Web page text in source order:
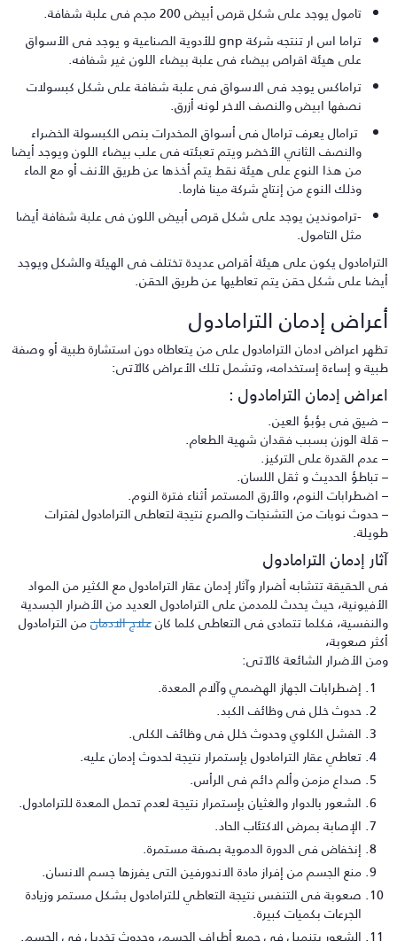
تامول يوجد على شكل قرص أبيض 200 مجم فى علبة شفافة.
تراما اس ار تنتجه شركة gnp للأدوية الصناعية و يوجد فى الأسواق
على هيئة اقراص بيضاء فى علبة بيضاء اللون غير شفافه.
تراماكس يوجد فى الاسواق فى علبة شفافة على شكل كبسولات
نصفها ابيض والنصف الاخر لونه أزرق.
ترامال يعرف ترامال فى أسواق المخدرات بنص الكبسولة الخضراء
والنصف الثاني الأخضر ويتم تعبئته فى علب بيضاء اللون ويوجد أيضا
من هذا النوع على هيئة نقط يتم أخذها عن طريق الأنف أو مع الماء
وذلك النوع من إنتاج شركة مينا فارما.
-تراموندين يوجد على شكل قرص أبيض اللون فى علبة شفافة أيضا
مثل التامول.
يكون على هيئة أقراص عديدة تختلف فى الهيئة والشكل ويوجد
على شكل حقن يتم تعاطيها عن طريق الحقن.
إدمان الترامادول
اعراض ادمان الترامادول على من يتعاطاه دون استشارة طبية أو وصفة
و إساءة إستخدامه، وتشمل تلك الأعراض كالآتى:
إدمان الترامادول :
ضيق فى بؤبؤ العين.
قلة الوزن بسبب فقدان شهية الطعام.
القدرة على التركيز.
تباطؤ الحديث و ثقل اللسان.
النوم، والأرق المستمر أثناء فترة النوم.
حدوث نوبات من التشنجات والصرع نتيجة لتعاطى الترامادول لفترات
إدمان الترامادول
الحقيقة تتشابه أضرار وآثار إدمان عقار الترامادول مع الكثير من المواد
حيث يحدث للمدمن على الترامادول العديد من الأضرار الجسدية
فكلما تتمادى فى التعاطى كلما كانعلاج الادمانمن الترامادول
صعوبة،
الأضرار الشائعة كالآتى:
إضطرابات الجهاز الهضمي وآلام المعدة.
حدوث خلل فى وظائف الكبد.
الفشل الكلوي وحدوث خلل فى وظائف الكلى.
تعاطي عقار الترامادول بإستمرار نتيجة لحدوث إدمان عليه.
صداع مزمن وألم دائم فى الرأس.
الشعور بالدوار والغثيان بإستمرار نتيجة لعدم تحمل المعدة للترامادول.
الإصابة بمرض الاكتئاب الحاد.
إنخفاض فى الدورة الدموية بصفة مستمرة.
منع الجسم من إفراز مادة الاندورفين التى يفرزها جسم الانسان.
صعوبة فى التنفس نتيجة التعاطي للترامادول بشكل مستمر وزيادة
الجرعات بكميات كبيرة.
الشعور بتنميل في جميع أطراف الجسم، وحدوث تخديل فى الجسم.